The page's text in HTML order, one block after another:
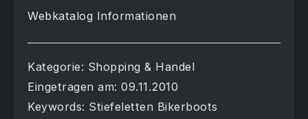
Webkatalog Informationen
Kategorie: Shopping & Handel
Eingetragen am: 09.11.2010
Keywords: Stiefeletten Bikerboots